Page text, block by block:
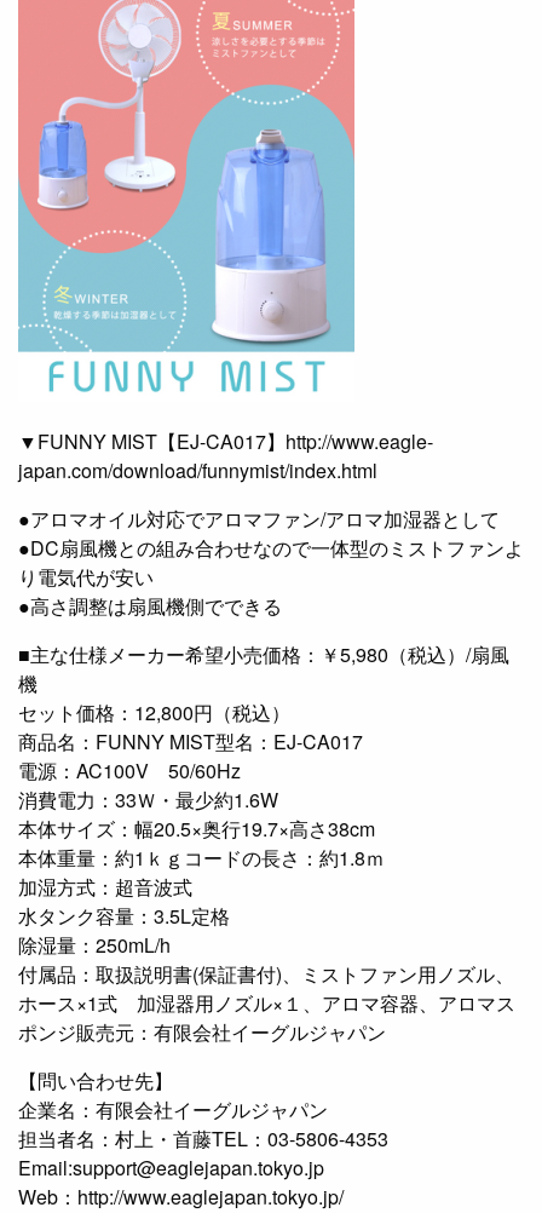
▼FUNNY MIST【EJ-CA017】http://www.eagle-
japan.com/download/funnymist/index.html
●アロマオイル対応でアロマファン/アロマ加湿器として
●DC扇風機との組み合わせなので一体型のミストファンよ
り電気代が安い
●高さ調整は扇風機側でできる
■主な仕様メーカー希望小売価格：￥5,980（税込）/扇風
機
セット価格：12,800円（税込）
商品名：FUNNY MIST型名：EJ-CA017
電源：AC100V 50/60Hz
消費電力：33Ｗ・最少約1.6W
本体サイズ：幅20.5×奥行19.7×高さ38cm
本体重量：約1ｋｇコードの長さ：約1.8ｍ
加湿方式：超音波式
水タンク容量：3.5L定格
除湿量：250mL/h
付属品：取扱説明書(保証書付)、ミストファン用ノズル、
ホース×1式 加湿器用ノズル×１、アロマ容器、アロマス
ポンジ販売元：有限会社イーグルジャパン
【問い合わせ先】
企業名：有限会社イーグルジャパン
担当者名：村上・首藤TEL：03-5806-4353
Email:support@eaglejapan.tokyo.jp
Web：http://www.eaglejapan.tokyo.jp/